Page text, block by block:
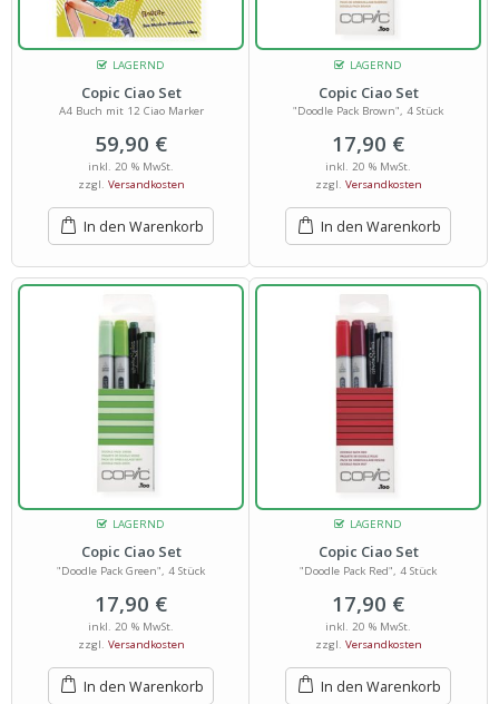
LAGERND
Copic Ciao Set
A4 Buch mit 12 Ciao Marker
59,90 €
inkl. 20 % MwSt.
zzgl. Versandkosten
In den Warenkorb
LAGERND
Copic Ciao Set
"Doodle Pack Brown", 4 Stück
17,90 €
inkl. 20 % MwSt.
zzgl. Versandkosten
In den Warenkorb
LAGERND
Copic Ciao Set
"Doodle Pack Green", 4 Stück
17,90 €
inkl. 20 % MwSt.
zzgl. Versandkosten
In den Warenkorb
LAGERND
Copic Ciao Set
"Doodle Pack Red", 4 Stück
17,90 €
inkl. 20 % MwSt.
zzgl. Versandkosten
In den Warenkorb